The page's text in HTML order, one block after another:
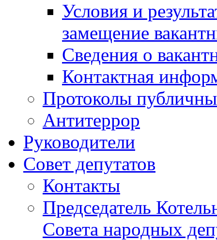
Условия и
замещение
Сведения о
Контактная
Протоколы
Антитеррор
Руководители
Совет депутатов
Контакты
Председатель
Совета народных